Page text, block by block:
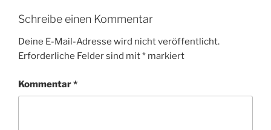
Schreibe einen Kommentar
Deine E-Mail-Adresse wird nicht veröffentlicht.
Erforderliche Felder sind mit* markiert
Kommentar*